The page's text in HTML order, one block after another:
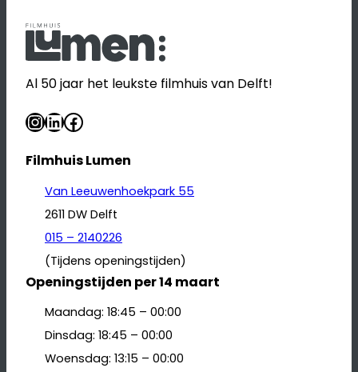
Al 50 jaar het leukste filmhuis van Delft!
InstagramLinkedIn Facebook
Filmhuis Lumen
Van Leeuwenhoekpark 55
2611 DW Delft
015 – 2140226
(Tijdens openingstijden)
Openingstijden per 14 maart
Maandag: 18:45 – 00:00
Dinsdag: 18:45 – 00:00
Woensdag: 13:15 – 00:00